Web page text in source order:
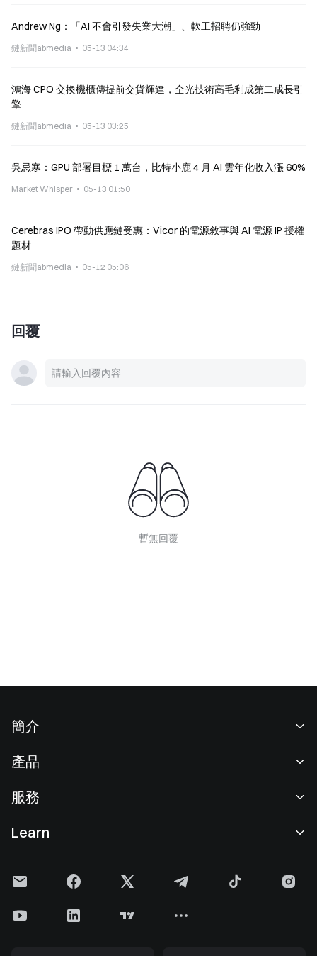
Andrew Ng：「AI 不會引發失業大潮」、軟工招聘仍強勁
鏈新聞abmedia 05-13 04:34
鴻海 CPO 交換機櫃傳提前交貨輝達，全光技術高毛利成第二成長引
擎
鏈新聞abmedia 05-13 03:25
吳忌寒：GPU 部署目標 1 萬台，比特小鹿 4 月 AI 雲年化收入漲 60%
Market Whisper 05-13 01:50
Cerebras IPO 帶動供應鏈受惠：Vicor 的電源敘事與 AI 電源 IP 授權
題材
鏈新聞abmedia 05-12 05:06
回覆
暫無回覆
簡介
新聞中心
Cookie 政策
產品
現貨交易
理財中心
服務
費率標準
Learn
Gate 快訊